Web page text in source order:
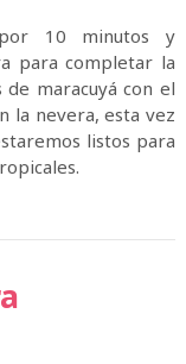
10 minutos y
para completar la
maracuyá con el
la nevera, esta vez
listos para